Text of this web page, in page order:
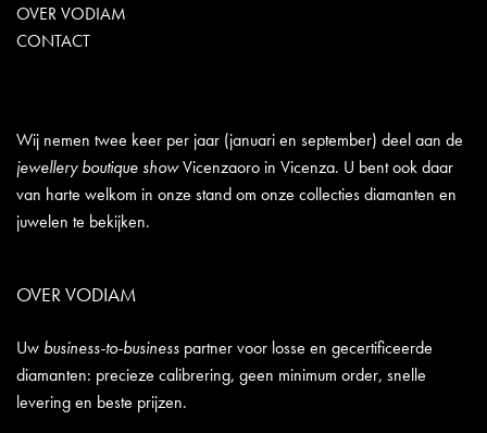
OVER VODIAM
CONTACT
Wij nemen twee keer per jaar (januari en september) deel aan de
jewellery boutique showVicenzaoro in Vicenza. U bent ook daar
van harte welkom in onze stand om onze collecties diamanten en
juwelen te bekijken.
OVER VODIAM
Uw business-to-business partner voor losse en gecertificeerde
diamanten: precieze calibrering, geen minimum order, snelle
levering en beste prijzen.